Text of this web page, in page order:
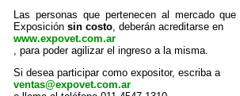
Las personas que pertenecen al mercado
Exposición sin costo, deberán acreditarse en
www.expovet.com.ar
, para poder agilizar el ingreso a la misma.
Si desea participar como expositor, escriba a
ventas@expovet.com.ar